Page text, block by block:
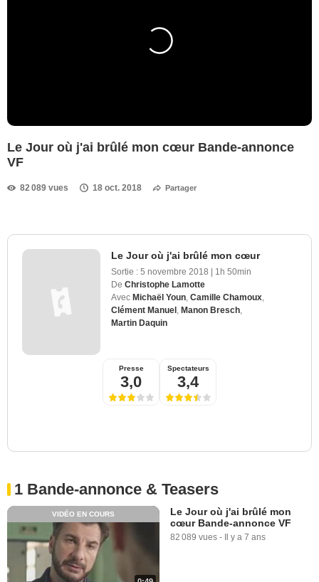
Le Jour où j'ai brûlé mon cœur Bande-annonce
VF
82 089 vues 18 oct. 2018 Partager
Le Jour où j'ai brûlé mon cœur
Sortie : 5 novembre 2018 | 1h 50min
De Christophe Lamotte
Avec Michaël Youn Camille Chamoux
Clément Manuel Manon Bresch
Martin Daquin
Presse
3,0
Spectateurs
3,4
1 Bande-annonce & Teasers
VIDÉO EN COURS
Le Jour où j'ai brûlé mon
cœur Bande-annonce VF
82 089 vues - Il y a 7 ans